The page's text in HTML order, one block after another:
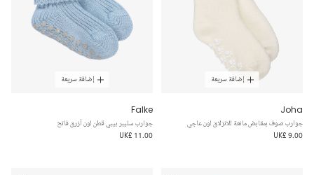
إضافة سريعة
Joha
جوارب صوف بمقابض مانعة للانزلاق لون عاجي
UK£ 9.00
إضافة سريعة
Falke
جوارب سليبر بيبي قطن لون أزرق فاتح
UK£ 11.00